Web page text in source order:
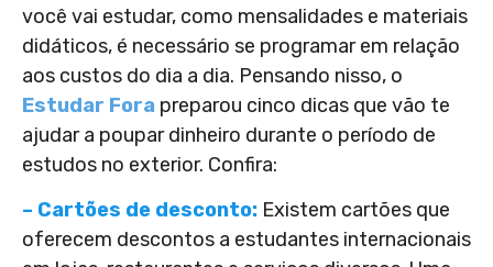
você vai estudar, como mensalidades e materiais
didáticos, é necessário se programar em relação
aos custos do dia a dia. Pensando nisso, o
Estudar Fora preparou cinco dicas que vão te
ajudar a poupar dinheiro durante o período de
estudos no exterior. Confira:
– Cartões de desconto: Existem cartões que
oferecem descontos a estudantes internacionais